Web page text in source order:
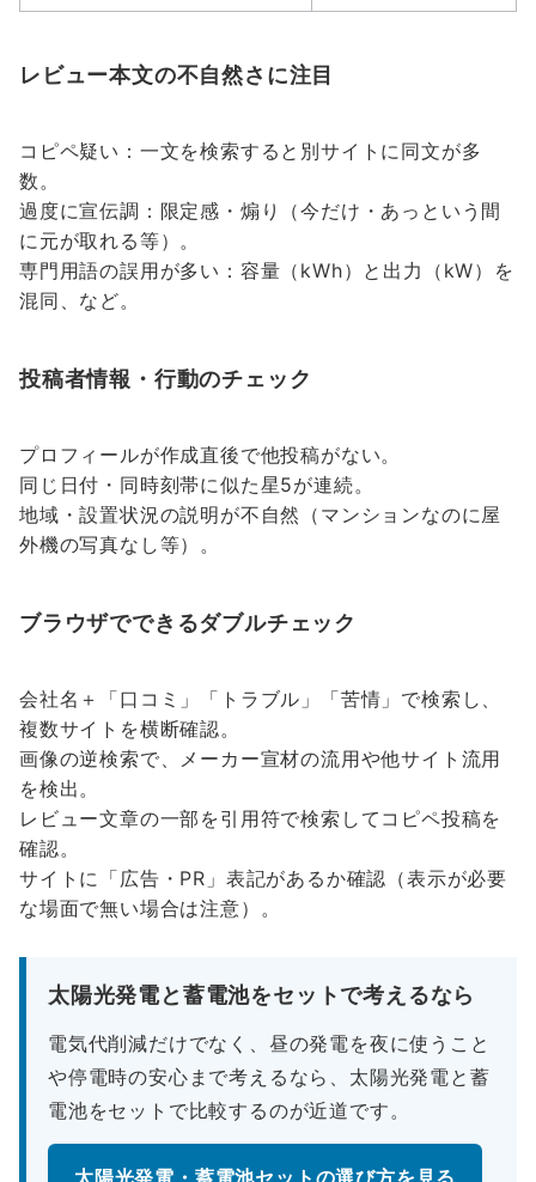
レビュー本文の不自然さに注目
コピペ疑い：一文を検索すると別サイトに同文が多
数。
過度に宣伝調：限定感・煽り（今だけ・あっという間
に元が取れる等）。
専門用語の誤用が多い：容量（kWh）と出力（kW）を
混同、など。
投稿者情報・行動のチェック
プロフィールが作成直後で他投稿がない。
同じ日付・同時刻帯に似た星5が連続。
地域・設置状況の説明が不自然（マンションなのに屋
外機の写真なし等）。
ブラウザでできるダブルチェック
会社名＋「口コミ」「トラブル」「苦情」で検索し、
複数サイトを横断確認。
画像の逆検索で、メーカー宣材の流用や他サイト流用
を検出。
レビュー文章の一部を引用符で検索してコピペ投稿を
確認。
サイトに「広告・PR」表記があるか確認（表示が必要
な場面で無い場合は注意）。
太陽光発電と蓄電池をセットで考えるなら
電気代削減だけでなく、昼の発電を夜に使うこと
や停電時の安心まで考えるなら、太陽光発電と蓄
電池をセットで比較するのが近道です。